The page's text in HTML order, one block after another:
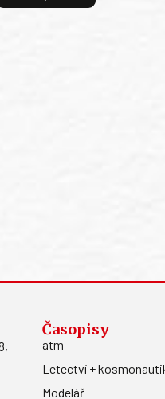
Časopisy
atm
Letectví +
Modelář